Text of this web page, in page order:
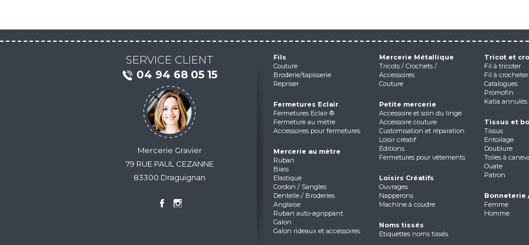
SERVICE CLIENT
04 94 68 05 15
Mercerie Gravier
79 RUE PAUL CEZANNE
83300 Draguignan
Fils
Couture
Broderie/tapisserie
Repriser
Fermetures Eclair
Fermetures Eclair ®
Fermeture au mètre
Accessoires pour fermetures
Mercerie au mètre
Ruban
Biais
Elastique
Cordon / Sangles
Dentelle / Broderies
Anglaise
Ruban auto-agrippant
Galon
Galon rideaux et accessoires
Mercerie Métallique
Tricots / Crochets /
Accessoires
Couture
Petite mercerie
Accessoire et soin du linge
Accessoire couture
Customisation et réparation
Loisir créatif
Editions
Fermetures pour vêtements
Loisirs Créatifs
Ouvrages
Napperons
Machine à coudre
Noms tissés
Etiquettes noms tissés
Tricot et
Fil à tricoter
Fil à crocheter
Catalogues
Promofin
Katia annulés
Tissus et
Tissus
Entoilage
Doublure
Toiles à
Ouate
Patron
Bonneterie
Femme
Homme